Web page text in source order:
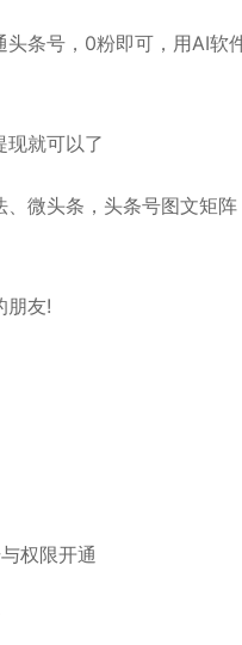
条号，0粉即可，用AI
现就可以了
微头条，头条号图文矩
朋友!
权限开通